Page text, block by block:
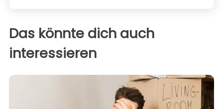
Das könnte dich auch
interessieren